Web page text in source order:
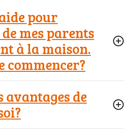
pour
mes parents
à la maison.
commencer?
avantages de